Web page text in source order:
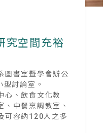
究空間充裕
圖書室暨學會辦公
討論室。
心、飲食文化教
、中餐烹調教室、
可容納120人之多